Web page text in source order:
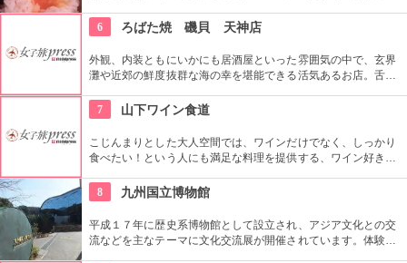
どの出汁の効いたあっさり系豚骨スープ。一番人気の玄瑛流ラ
ーメンの他、担々麺などもあります。
6 ろばた焼 磯貝 天神店
外観、内装ともにいかにも居酒屋といった雰囲気の中で、玄界
灘や近郊の鮮度抜群な海の幸を堪能できる活気あるお店。舌の
ならココと言わしめているとか。予約してから行く方がベタ
ー。
7 山下ワイン食道
こじんまりとした大人空間では、ワインだけでなく、しっかり
食べたい！という人にも満足な料理を提供する、ワイン好きか
オワインの醸造を学ぶなど、こだわりの自然派ワインのライン
ナップが楽しめるので、是非オススメを頂いてみて。
8 九州国立博物館
平成１７年に歴史系博物館として設立され、アジア文化との交
流などを主なテーマに文化交流展が開催されています。体験し